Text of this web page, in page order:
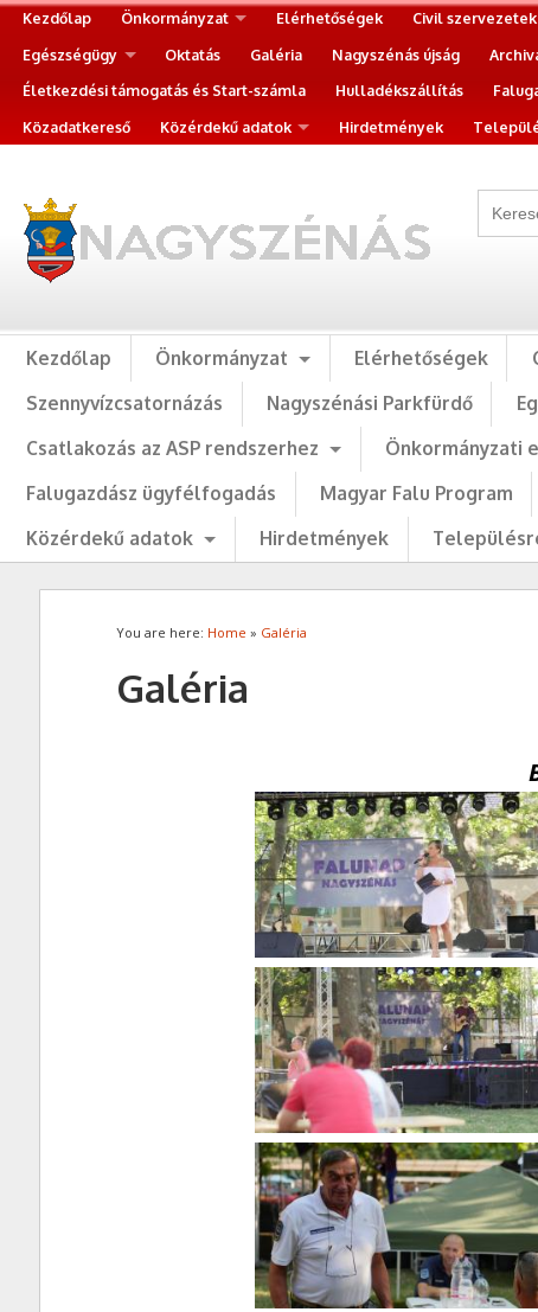
Kezdőlap Önkormányzat Elérhetőségek Civil szervezetek
Egészségügy
Oktatás Galéria Nagyszénás újság
Életkezdési támogatás és Start-számla
Hulladékszállítás
Közadatkereső
Közérdekű adatok Hirdetmények
Kezdőlap Önkormányzat Elérhetőségek
Szennyvízcsatornázás
Nagyszénási Parkfürdő
Csatlakozás az ASP rendszerhez
Önkormányzati
Falugazdász ügyfélfogadás
Magyar Falu Program
Közérdekű adatok
Hirdetmények
You are here: Home » Galéria
Galéria